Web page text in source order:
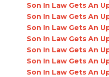
Son In Law Gets An
Son In Law Gets An
Son In Law Gets An
Son In Law Gets An
Son In Law Gets An
Son In Law Gets An
Son In Law Gets An